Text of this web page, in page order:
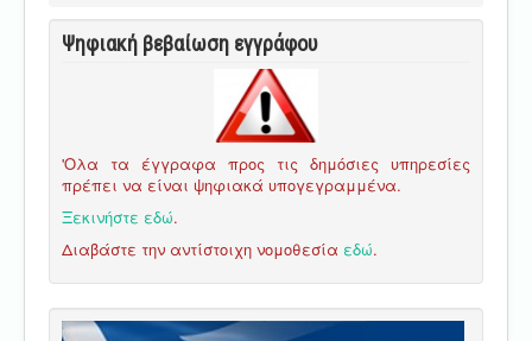
Ψηφιακή βεβαίωση εγγράφου
'Ολα τα έγγραφα προς τις δημόσιες υπηρεσίες
πρέπει να είναι ψηφιακά υπογεγραμμένα.
Ξεκινήστε εδώ.
Διαβάστε την αντίστοιχη νομοθεσία εδώ.